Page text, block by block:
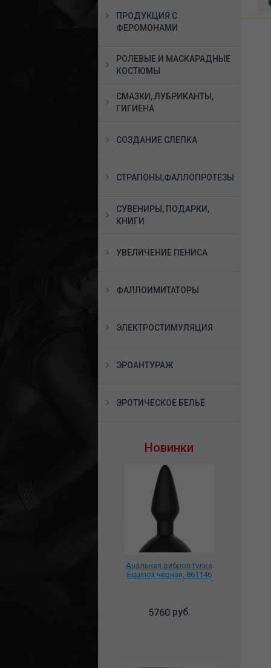
ПРОДУКЦИЯ С
ФЕРОМОНАМИ
РОЛЕВЫЕ И МАСКАРАДНЫЕ
КОСТЮМЫ
СМАЗКИ, ЛУБРИКАНТЫ,
ГИГИЕНА
СОЗДАНИЕ СЛЕПКА
СТРАПОНЫ,ФАЛЛОПРОТЕЗЫ
СУВЕНИРЫ, ПОДАРКИ,
КНИГИ
УВЕЛИЧЕНИЕ ПЕНИСА
ФАЛЛОИМИТАТОРЫ
ЭЛЕКТРОСТИМУЛЯЦИЯ
ЭРОАНТУРАЖ
ЭРОТИЧЕСКОЕ БЕЛЬЁ
Новинки
Анальная вибровтулка
Equinox чёрная, 861146
5760руб.